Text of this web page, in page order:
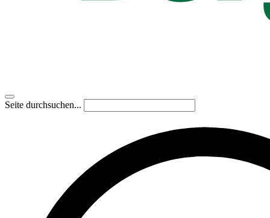
Seite durchsuchen...